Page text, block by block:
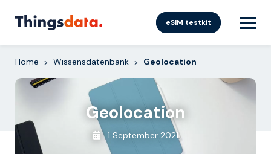
eSIM testkit
Home > Wissensdatenbank > Geolocation
Geolocation
1 September 2021